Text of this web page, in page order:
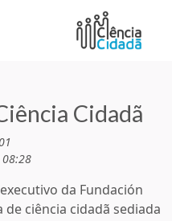
Cidadã
da Fundación
ciência cidadã sediada